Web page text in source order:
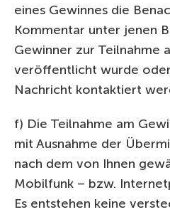
eines Gewinnes die
Kommentar unter jenen
Gewinner zur Teilnahme
veröffentlicht wurde
Nachricht kontaktiert
f) Die Teilnahme am
mit Ausnahme der
nach dem von Ihnen
Mobilfunk – bzw.
Es entstehen keine